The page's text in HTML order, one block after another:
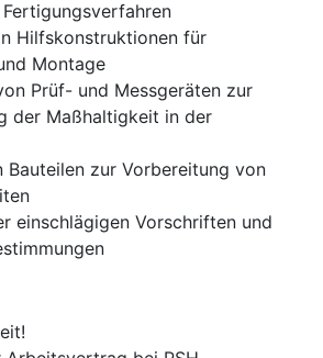
Hilfskonstruktionen für
Montage
Prüf- und Messgeräten zur
der Maßhaltigkeit in der
Bauteilen zur Vorbereitung von
einschlägigen Vorschriften und